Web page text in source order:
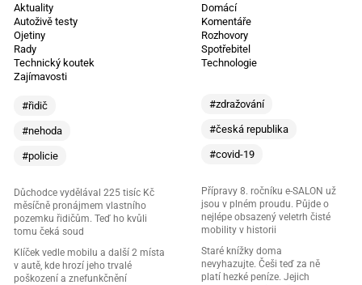
Aktuality
Autoživě testy
Ojetiny
Rady
Technický koutek
Zajímavosti
#řidič
#nehoda
#policie
Důchodce vydělával 225 tisíc Kč
měsíčně pronájmem vlastního
pozemku řidičům. Teď ho kvůli
tomu čeká soud
Klíček vedle mobilu a další 2 místa
v autě, kde hrozí jeho trvalé
poškození a znefunkčnění
Domácí
Komentáře
Rozhovory
Spotřebitel
Technologie
#zdražování
#česká republika
#covid-19
Přípravy 8. ročníku e-SALON už
jsou v plném proudu. Půjde o
nejlépe obsazený veletrh čisté
mobility v historii
Staré knížky doma
nevyhazujte. Češi teď za ně
platí hezké peníze. Jejich